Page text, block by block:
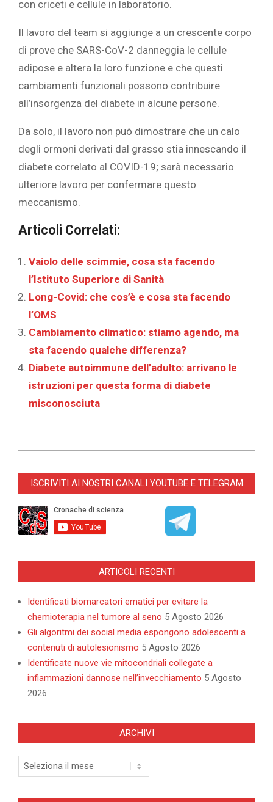
con criceti e cellule in laboratorio.
‎Il lavoro del team si aggiunge a un crescente corpo
di prove che SARS-CoV-2 danneggia le cellule
adipose e altera la loro funzione e che questi
cambiamenti funzionali possono contribuire
all’insorgenza del diabete in alcune persone.
Da solo, il lavoro non può dimostrare che un calo
degli ormoni derivati dal grasso stia innescando il
diabete correlato al COVID-19; sarà necessario
ulteriore lavoro per confermare questo
meccanismo. ‎
Articoli Correlati:
Vaiolo delle scimmie, cosa sta facendo
l’Istituto Superiore di Sanità
Long-Covid: che cos’è e cosa sta facendo
l’OMS
Cambiamento climatico: stiamo agendo, ma
sta facendo qualche differenza?‎
Diabete autoimmune dell’adulto: arrivano le
istruzioni per questa forma di diabete
misconosciuta
01-
ISCRIVITI AI NOSTRI CANALI YOUTUBE E TELEGRAM
ARTICOLI RECENTI
Identificati biomarcatori ematici per evitare la
chemioterapia nel tumore al seno 5 Agosto 2026
Gli algoritmi dei social media espongono adolescenti a
contenuti di autolesionismo 5 Agosto 2026
Identificate nuove vie mitocondriali collegate a
infiammazioni dannose nell’invecchiamento 5 Agosto
2026
ARCHIVI
Archivi